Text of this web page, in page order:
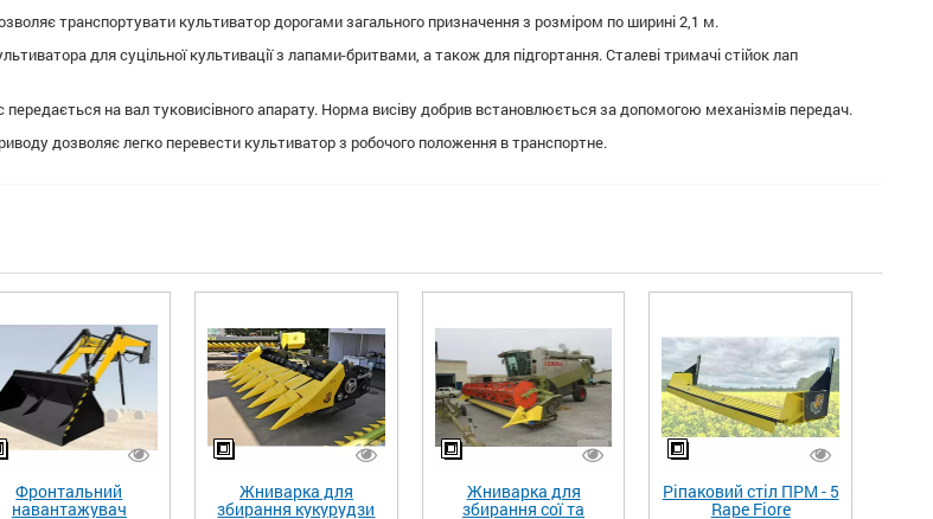
транспортувати культиватор дорогами загального призначення з розміром по ширині 2,1 м.
для суцільної культивації з лапами-бритвами, а також для підгортання. Сталеві тримачі стійок лап
передається на вал туковисівного апарату. Норма висіву добрив встановлюється за допомогою механізмів передач.
дозволяє легко перевести культиватор з робочого положення в транспортне.
Фронтальний
навантажувач
Жниварка для
збирання кукурудзи
Жниварка для
збирання сої та
Ріпаковий стіл ПРМ - 5
Rape Fiore